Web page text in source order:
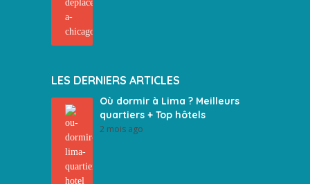
LES DERNIERS ARTICLES
Où dormir à Lima ? Meilleurs
quartiers + Top hôtels
2 mois ago